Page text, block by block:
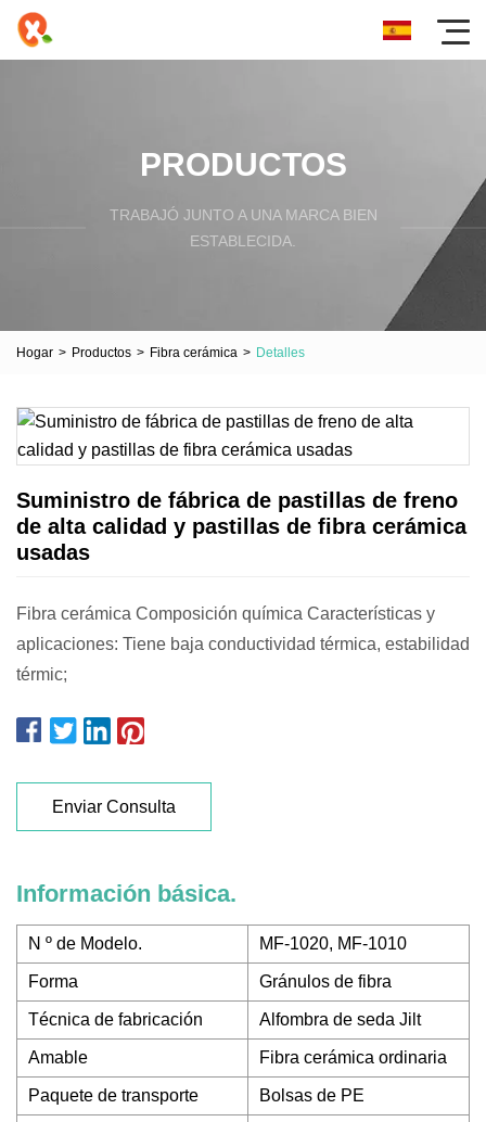
PRODUCTOS
TRABAJÓ JUNTO A UNA MARCA BIEN
ESTABLECIDA.
Hogar > Productos > Fibra cerámica > Detalles
Suministro de fábrica de pastillas de freno
de alta calidad y pastillas de fibra cerámica
usadas
Fibra cerámica Composición química Características y
aplicaciones: Tiene baja conductividad térmica, estabilidad
térmic;
Enviar Consulta
Información básica.
N º de Modelo. MF-1020, MF-1010
Forma Gránulos de fibra
Técnica de fabricación Alfombra de seda Jilt
Amable Fibra cerámica ordinaria
Paquete de transporte Bolsas de PE